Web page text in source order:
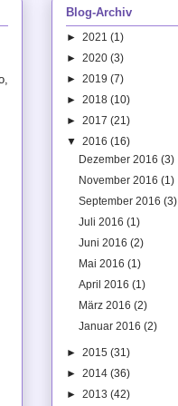
Blog-Archiv
► 2021 (1)
► 2020 (3)
► 2019 (7)
► 2018 (10)
► 2017 (21)
▼ 2016 (16)
Dezember 2016(3)
November 2016(1)
September 2016(3)
Juli 2016(1)
Juni 2016(2)
Mai 2016(1)
April 2016(1)
März 2016(2)
Januar 2016(2)
► 2015 (31)
► 2014 (36)
► 2013 (42)